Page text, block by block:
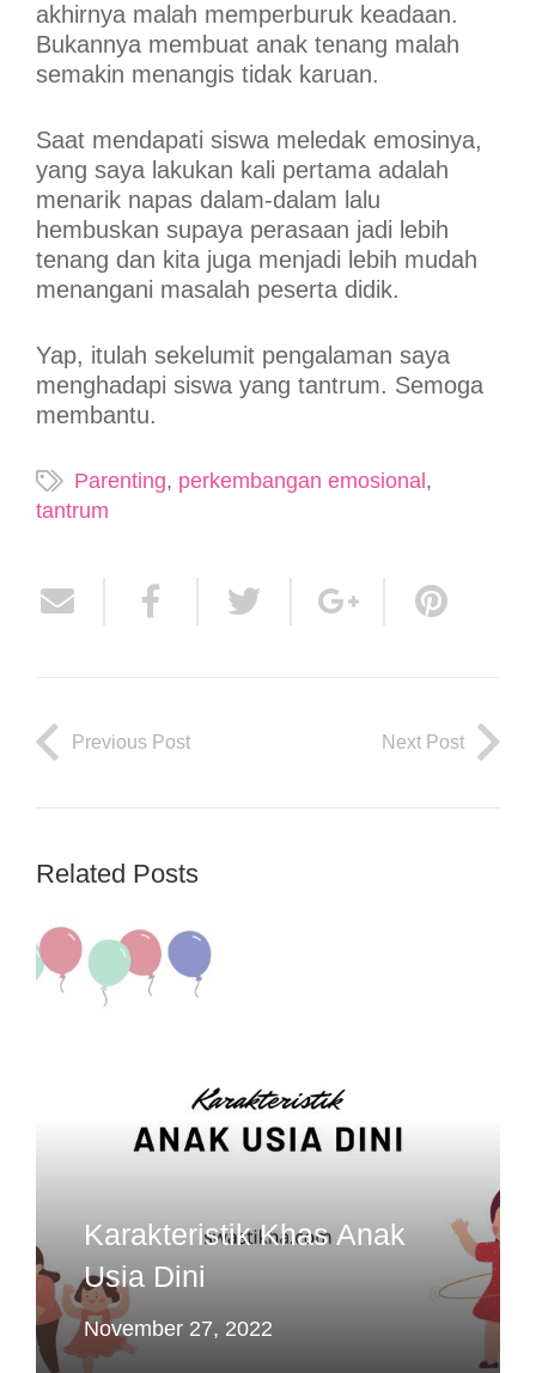
akhirnya malah memperburuk keadaan.
Bukannya membuat anak tenang malah
semakin menangis tidak karuan.
Saat mendapati siswa meledak emosinya,
yang saya lakukan kali pertama adalah
menarik napas dalam-dalam lalu
hembuskan supaya perasaan jadi lebih
tenang dan kita juga menjadi lebih mudah
menangani masalah peserta didik.
Yap, itulah sekelumit pengalaman saya
menghadapi siswa yang tantrum. Semoga
membantu.
Parenting, perkembangan emosional ,
tantrum
Previous Post Next Post
Related Posts
Karakteristik Khas Anak
Usia Dini
November 27, 2022